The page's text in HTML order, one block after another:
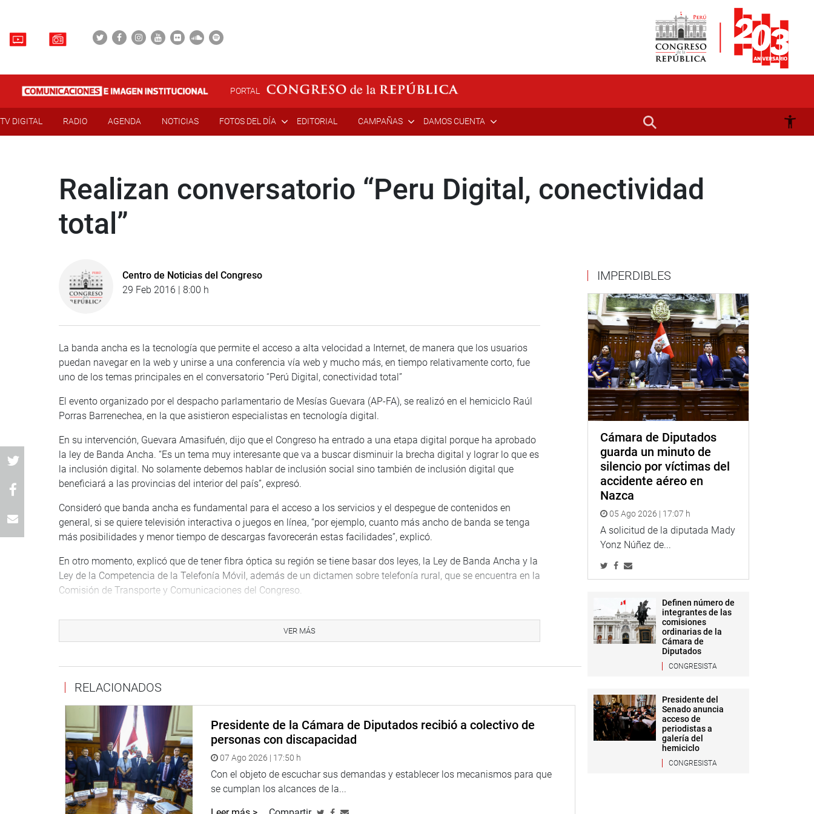
PORTAL
TV DIGITAL RADIO AGENDA NOTICIAS FOTOS DEL DÍA EDITORIAL CAMPAÑAS DAMOS CUENTA
Realizan conversatorio “Peru Digital, conectividad
total”
Centro de Noticias del Congreso
29 Feb 2016 | 8:00 h
La banda ancha es la tecnología que permite el acceso a alta velocidad a Internet, de manera que los usuarios
puedan navegar en la web y unirse a una conferencia vía web y mucho más, en tiempo relativamente corto, fue
uno de los temas principales en el conversatorio “Perú Digital, conectividad total”
El evento organizado por el despacho parlamentario de Mesías Guevara (AP-FA), se realizó en el hemiciclo Raúl
Porras Barrenechea, en la que asistieron especialistas en tecnología digital.
En su intervención, Guevara Amasifuén, dijo que el Congreso ha entrado a una etapa digital porque ha aprobado
la ley de Banda Ancha. “Es un tema muy interesante que va a buscar disminuir la brecha digital y lograr lo que es
la inclusión digital. No solamente debemos hablar de inclusión social sino también de inclusión digital que
beneficiará a las provincias del interior del país”, expresó.
Consideró que banda ancha es fundamental para el acceso a los servicios y el despegue de contenidos en
general, si se quiere televisión interactiva o juegos en línea, “por ejemplo, cuanto más ancho de banda se tenga
más posibilidades y menor tiempo de descargas favorecerán estas facilidades”, explicó.
En otro momento, explicó que de tener fibra óptica su región se tiene basar dos leyes, la Ley de Banda Ancha y la
Ley de la Competencia de la Telefonía Móvil, además de un dictamen sobre telefonía rural, que se encuentra en la
Comisión de Transporte y Comunicaciones del Congreso.
obtener mayores ventajas la población estudiantil. “Hoy los niños crecen con un cerebro digital diferente, con esa
capacidad y junto con el acceso a internet, se dará un evidente empuje al desarrollo del país”, indicaron
PRENSA – CONGRESO
Puede encontrar más información en nuestra página web y redes sociales.
http://www.congreso.gob.pe/
Facebook:
https://www.facebook.com/congresodelarepublicadelperu?fref=ts
Twitter:https://twitter.com/congresoperu
Youtube:http://www.youtube.com/congresoperu
VER MÁS
RELACIONADOS
Presidente de la Cámara de Diputados recibió a colectivo de
personas con discapacidad
07 Ago 2026 | 17:50 h
Con el objeto de escuchar sus demandas y establecer los mecanismos para que
se cumplan los alcances de la...
IMPERDIBLES
Cámara de Diputados
guarda un minuto de
silencio por víctimas del
accidente aéreo en
Nazca
05 Ago 2026 | 17:07 h
A solicitud de la diputada Mady
Yonz Núñez de...
Definen número de
integrantes de las
comisiones
ordinarias de la
Cámara de
Diputados
CONGRESISTA
Presidente del
Senado anuncia
acceso de
periodistas a
galería del
hemiciclo
CONGRESISTA